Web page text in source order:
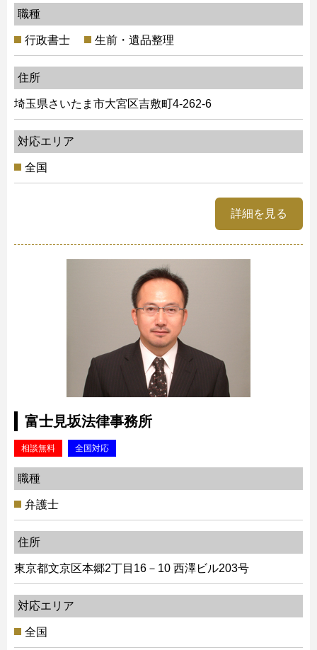
職種
行政書士 生前・遺品整理
住所
埼玉県さいたま市大宮区吉敷町4-262-6
対応エリア
全国
詳細を見る
富士見坂法律事務所
相談無料 全国対応
職種
弁護士
住所
東京都文京区本郷2丁目16－10 西澤ビル203号
対応エリア
全国